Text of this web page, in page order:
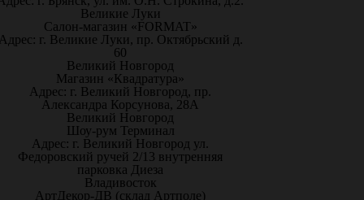
Великие Луки
Салон-магазин «FORMAT»
г. Великие Луки, пр. Октябрьский д.
60
Великий Новгород
Магазин «Квадратура»
Адрес: г. Великий Новгород, пр.
Александра Корсунова, 28А
Великий Новгород
Шоу-рум Терминал
Адрес: г. Великий Новгород ул.
Федоровский ручей 2/13 внутренняя
парковка Диеза
Владивосток
АртДекор-ДВ (склад Артполе)